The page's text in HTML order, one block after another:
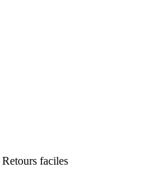
Retours faciles